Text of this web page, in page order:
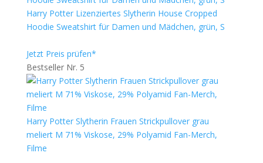
Harry Potter Lizenziertes Slytherin House Cropped
Hoodie Sweatshirt für Damen und Mädchen, grün, S
Jetzt Preis prüfen*
Bestseller Nr. 5
Harry Potter Slytherin Frauen Strickpullover grau
meliert M 71% Viskose, 29% Polyamid Fan-Merch,
Filme